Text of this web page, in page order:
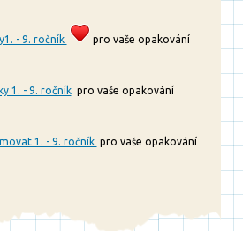
- 9. ročník pro vaše opakování
1. - 9. ročníkpro vaše opakování
1. - 9. ročník pro vaše opakování